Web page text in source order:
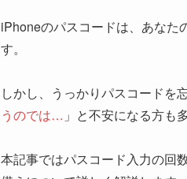
iPhoneのパスコードは、あなた
す。
しかし、うっかりパスコードを
うのでは… 」と不安になる方も
本記事ではパスコード入力の回